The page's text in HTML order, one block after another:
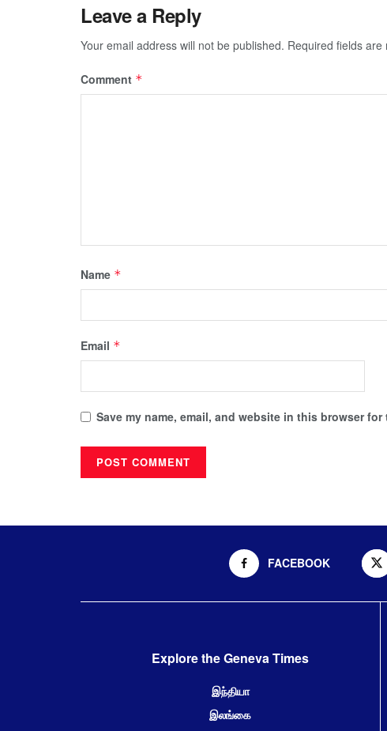
Leave a Reply
Your email address will not be published. Required fields are
Comment *
Name *
Email *
Save my name, email, and website in this browser
FACEBOOK
Explore the Geneva Times
இந்தியா
இலங்கை